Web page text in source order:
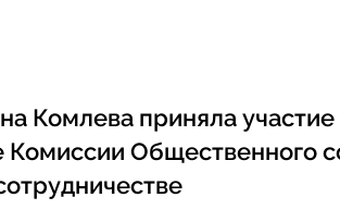
Комлева приняла участие
Комиссии Общественного